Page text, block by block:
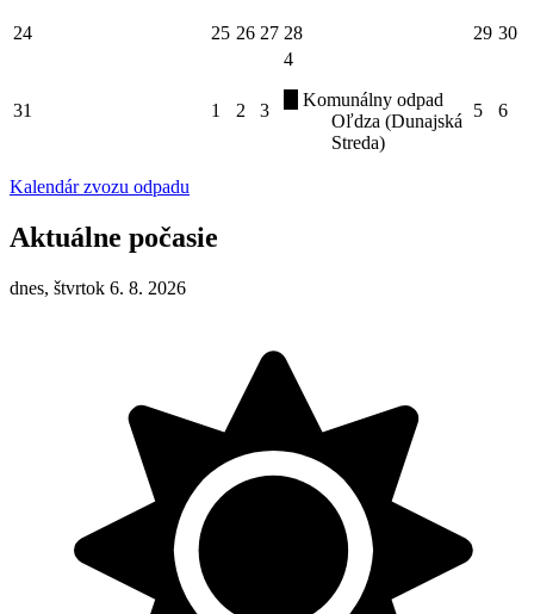
24 25 26 27 28 29 30
31 1 2 3
4
Komunálny odpad
Oľdza (Dunajská
Streda)
5 6
Kalendár zvozu odpadu
Aktuálne počasie
dnes, štvrtok 6. 8. 2026